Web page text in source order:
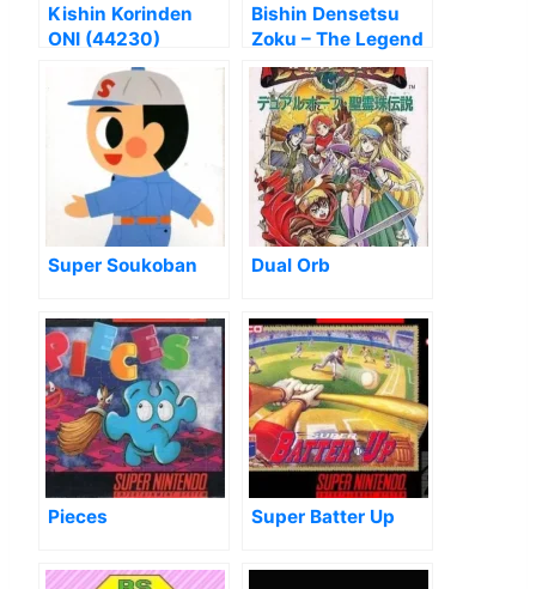
Kishin Korinden
ONI (44230)
Bishin Densetsu
Zoku – The Legend
Of Zoku
Super Soukoban Dual Orb
Pieces Super Batter Up